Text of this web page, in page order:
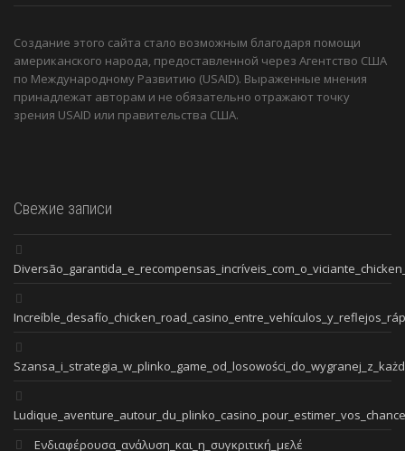
Создание этого сайта стало возможным благодаря помощи
американского народа, предоставленной через Агентство США
по Международному Развитию (USAID). Выраженные мнения
принадлежат авторам и не обязательно отражают точку
зрения USAID или правительства США.
Свежие записи
Ενδιαφέρουσα_ανάλυση_και_η_συγκριτική_μελέ